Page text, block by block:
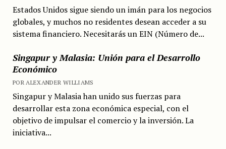
Estados Unidos sigue siendo un imán para los negocios
globales, y muchos no residentes desean acceder a su
sistema financiero. Necesitarás un EIN (Número de...
Singapur y Malasia: Unión para el Desarrollo
Económico
POR ALEXANDER WILLIAMS
Singapur y Malasia han unido sus fuerzas para
desarrollar esta zona económica especial, con el
objetivo de impulsar el comercio y la inversión. La
iniciativa...